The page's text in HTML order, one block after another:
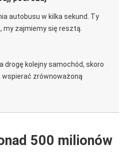
autobusu w kilka sekund. Ty
my zajmiemy się resztą.
drogę kolejny samochód, skoro
zrównoważoną
500 milionów